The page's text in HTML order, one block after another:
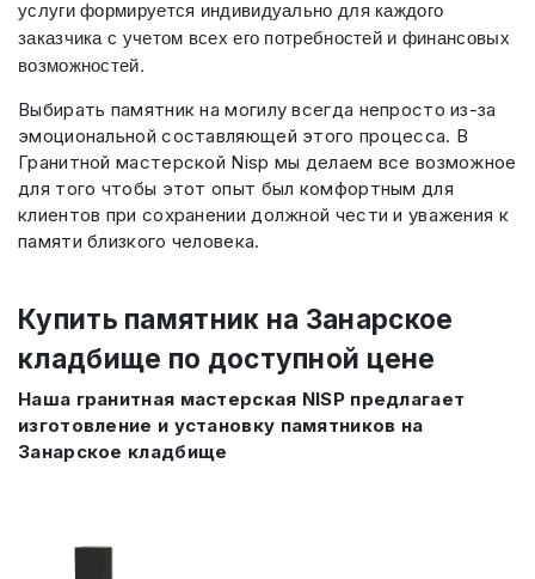
услуги формируется индивидуально для каждого
заказчика с учетом всех его потребностей и финансовых
возможностей.
Выбирать памятник на могилу всегда непросто из-зa
эмоциональной составляющей этого процесса. В
Гранитной мастерской Nisp мы делаем все возможное
для того чтобы этот опыт был комфортным для
клиентов при сохранении должной чести и уважения к
памяти близкого человека.
Купить памятник на Занарское
кладбище по доступной цене
Наша гранитная мастерская NISP предлагает
изготовление и установку памятников на
Занарское кладбище